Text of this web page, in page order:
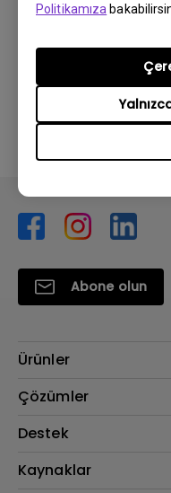
Politikamıza
Bu bilgi
Abone olun
Ürünler
Projektör
Çözümler
BenQ AQCOLOR Elçisi
AQColor
Destek
İndirme & SSS
Kaynaklar